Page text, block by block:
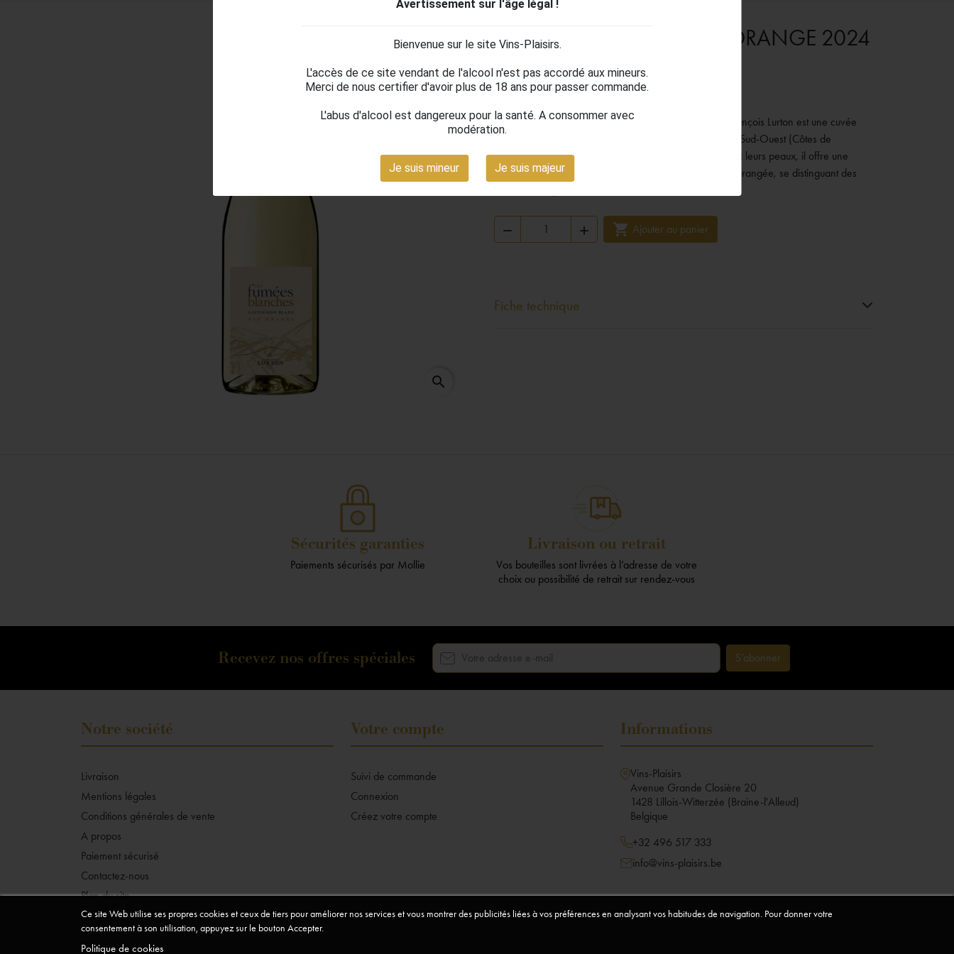
Avertissement sur l'âge légal !
Bienvenue sur le site Vins-Plaisirs.
L'accès de ce site vendant de l'alcool n'est pas accordé aux mineurs.
Merci de nous certifier d'avoir plus de 18 ans pour passer commande.
L'abus d'alcool est dangereux pour la santé. A consommer avec
modération.
Je suis mineur Je suis majeur
search
FUMEES BLANCHES VIN ORANGE 2024
10,59 €TTC
Le vin orange de la gamme Les Fumées Blanches de François Lurton est une cuvée
originale, élaborée à partir de Sauvignon Blanc dans le Sud-Ouest (Côtes de
Gascogne). Issu de la macération de raisins blancs avec leurs peaux, il offre une
structure tannique, des arômes intenses, et une couleur orangée, se distinguant des
   Ajouter au panier
Fiche technique
Sécurités garanties
Paiements sécurisés par Mollie
Livraison ou retrait
Vos bouteilles sont livrées à l’adresse de votre
choix ou possibilité de retrait sur rendez-vous
Recevez nos offres spéciales
Notre société
Livraison
Mentions légales
Conditions générales de vente
A propos
Paiement sécurisé
Contactez-nous
Plan du site
Magasins
Votre compte
Suivi de commande
Connexion
Créez votre compte
Informations
Vins-Plaisirs
Avenue Grande Closière 20
1428 Lillois-Witterzée (Braine-l'Alleud)
Belgique
+32 496 517 333
info@vins-plaisirs.be
Ce site Web utilise ses propres cookies et ceux de tiers pour améliorer nos services et vous montrer des publicités liées à vos préférences en analysant vos habitudes de navigation. Pour donner votre
consentement à son utilisation, appuyez sur le bouton Accepter.
Politique de cookies